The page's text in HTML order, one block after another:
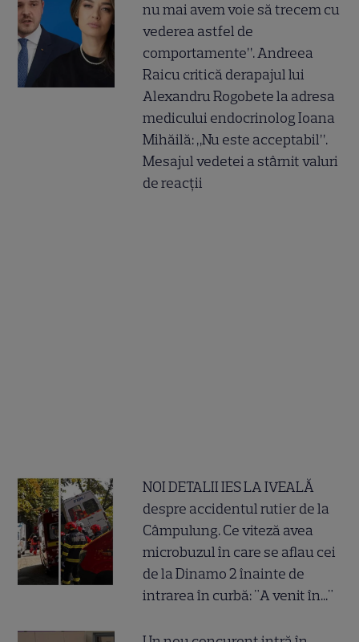
nu mai avem voie să trecem cu
vederea astfel de
comportamente”. Andreea
Raicu critică derapajul lui
Alexandru Rogobete la adresa
medicului endocrinolog Ioana
Mihăilă: „Nu este acceptabil”.
Mesajul vedetei a stârnit valuri
de reacții
NOI DETALII IES LA IVEALĂ
despre accidentul rutier de la
Câmpulung. Ce viteză avea
microbuzul în care se aflau cei
de la Dinamo 2 înainte de
intrarea în curbă: "A venit în..."